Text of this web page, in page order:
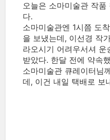
오늘은 소마미술관 작
다.
소마미술관엔 1시쯤 도
을 보냈는데, 이선경 작
라오시기 어려우서셔
받았다. 한달 전에 약속
소마미술관 큐레이터님
데, 이건 내일 택배로 보